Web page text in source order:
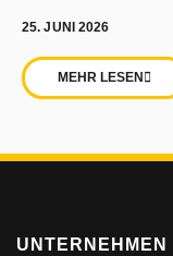
25. JUNI 2026
MEHR LESEN
UNTERNEHMEN